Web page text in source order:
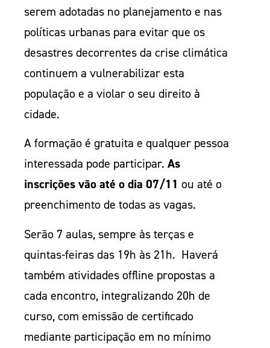
serem adotadas no planejamento e nas
políticas urbanas para evitar que os
desastres decorrentes da crise climática
continuem a vulnerabilizar esta
população e a violar o seu direito à
cidade.
A formação é gratuita e qualquer pessoa
interessada pode participar. As
inscrições vão até o dia 07/11 ou até o
preenchimento de todas as vagas.
Serão 7 aulas, sempre às terças e
quintas-feiras das 19h às 21h. Haverá
também atividades offline propostas a
cada encontro, integralizando 20h de
curso, com emissão de certificado
mediante participação em no mínimo